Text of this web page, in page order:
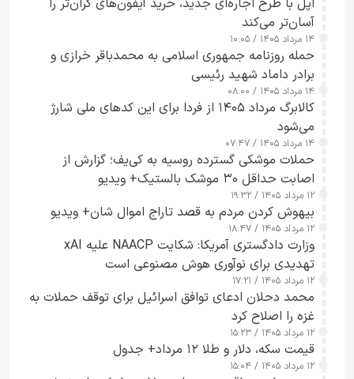
اپل با طرح اجاره‌ای جدید، خرید آیفون‌های گران‌تر را
آسان‌تر می‌کند
۱۴ مرداد ۱۴۰۵ / ۱۰:۰۵
حمله روزنامه جمهوری اسلامی به محمدباقر خرازی و
برادر داماد شهید رئیسی
۱۴ مرداد ۱۴۰۵ / ۰۸:۰۰
کالابرگ مرداد ۱۴۰۵ از فردا برای این کدهای ملی شارژ
می‌شود
۱۴ مرداد ۱۴۰۵ / ۰۷:۴۷
حملات موشکی گسترده روسیه به کی‌یف؛ گزارش از
اصابت حداقل ۳۰ موشک بالستیک+ ویدیو
۱۲ مرداد ۱۴۰۵ / ۱۹:۳۲
بیهوش کردن مردم به قصد تاراج اموال شان+ ویدیو
۱۲ مرداد ۱۴۰۵ / ۱۸:۴۷
وزارت دادگستری آمریکا: شکایت NAACP علیه xAI
تهدیدی برای نوآوری هوش مصنوعی است
۱۲ مرداد ۱۴۰۵ / ۱۷:۲۱
محمد دحلان ادعای توافق اسرائیل برای توقف حملات به
غزه را اصلاح کرد
۱۲ مرداد ۱۴۰۵ / ۱۵:۲۳
قیمت سکه، دلار و طلا ۱۲ مرداد+ جدول
۱۲ مرداد ۱۴۰۵ / ۱۵:۰۴